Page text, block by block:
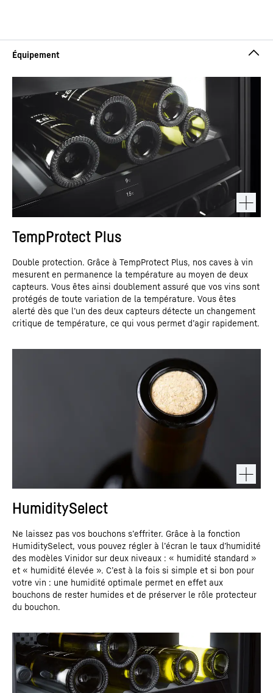
TempProtect Plus
Double protection. Grâce à TempProtect Plus, nos caves à vin
mesurent en permanence la température au moyen de deux
capteurs. Vous êtes ainsi doublement assuré que vos vins sont
protégés de toute variation de la température. Vous êtes
alerté dès que l’un des deux capteurs détecte un changement
critique de température, ce qui vous permet d’agir rapidement.
HumiditySelect
Ne laissez pas vos bouchons s’effriter. Grâce à la fonction
HumiditySelect, vous pouvez régler à l’écran le taux d’humidité
des modèles Vinidor sur deux niveaux : « humidité standard »
et « humidité élevée ». C’est à la fois si simple et si bon pour
votre vin : une humidité optimale permet en effet aux
bouchons de rester humides et de préserver le rôle protecteur
du bouchon.